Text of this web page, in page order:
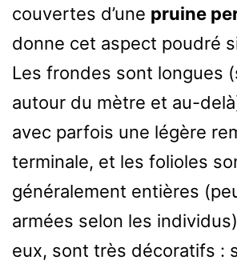
couvertes d’une pruine
donne cet aspect poudré
Les frondes sont longues
autour du mètre et au-
avec parfois une légère
terminale, et les folioles
généralement entières
armées selon les
eux, sont très décoratifs :